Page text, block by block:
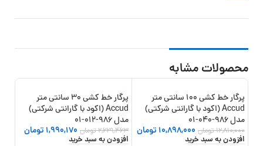
محصولات مشابه
-15%
پرگار خط کشی 100 سانتی متر
Accud (اکود با گارانتی شرکتی)
مدل 986-040-01
12,810,000تومان 10,898,000 تومان
افزودن به سبد خرید
-24%
پرگار خط کشی 30 سانتی متر
Accud (اکود با گارانتی شرکتی)
مدل 986-012-01
2,629,463تومان 1,990,170 تومان
افزودن به سبد خرید